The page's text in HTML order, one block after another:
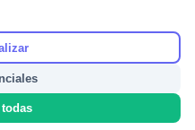
mercados,
actualizada
tu dinero y tu